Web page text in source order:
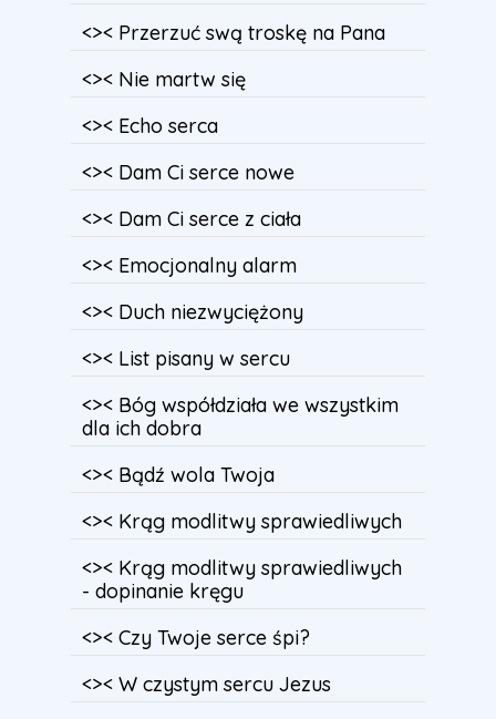
<>< Przerzuć swą troskę na Pana
<>< Nie martw się
<>< Echo serca
<>< Dam Ci serce nowe
<>< Dam Ci serce z ciała
<>< Emocjonalny alarm
<>< Duch niezwyciężony
<>< List pisany w sercu
<>< Bóg współdziała we wszystkim
dla ich dobra
<>< Bądź wola Twoja
<>< Krąg modlitwy sprawiedliwych
<>< Krąg modlitwy sprawiedliwych
- dopinanie kręgu
<>< Czy Twoje serce śpi?
<>< W czystym sercu Jezus